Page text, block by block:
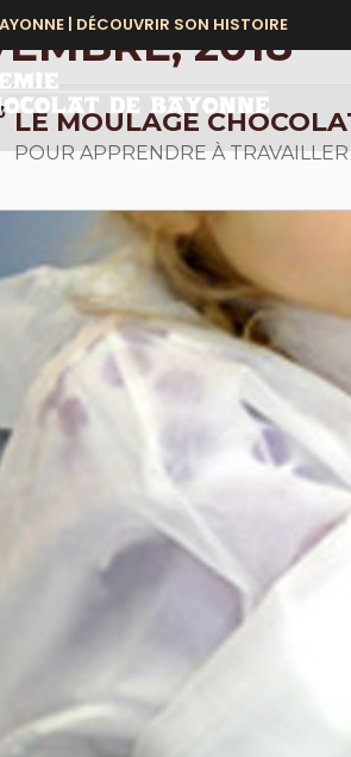
| DÉCOUVRIR SON HISTOIRE
2018
LE MOULAGE
POUR APPRENDRE À